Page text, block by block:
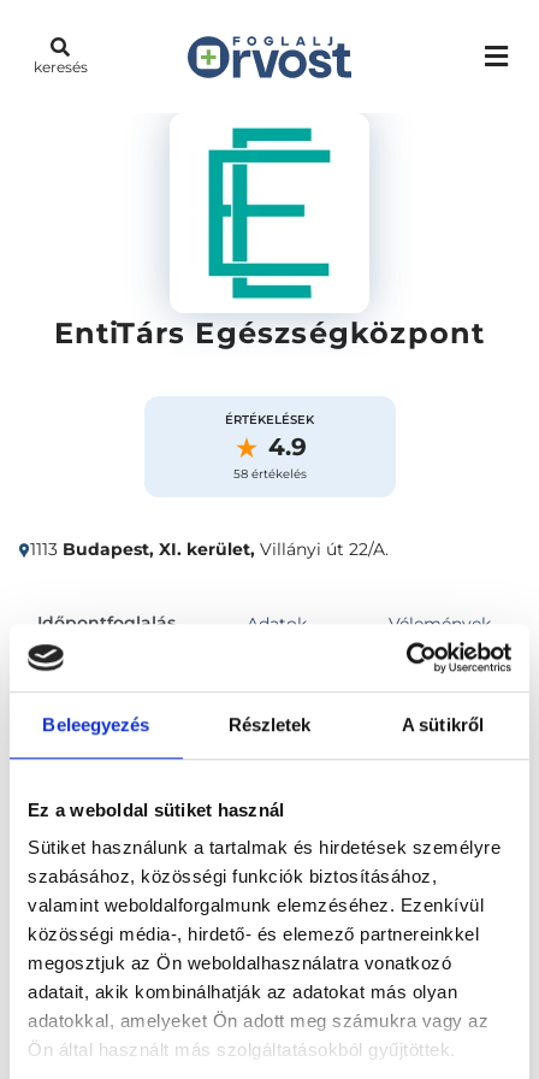
Beleegyezés Részletek A sütikről
Ez a weboldal sütiket használ
Sütiket használunk a tartalmak és hirdetések személyre
szabásához, közösségi funkciók biztosításához,
valamint weboldalforgalmunk elemzéséhez. Ezenkívül
közösségi média-, hirdető- és elemező partnereinkkel
megosztjuk az Ön weboldalhasználatra vonatkozó
adatait, akik kombinálhatják az adatokat más olyan
adatokkal, amelyeket Ön adott meg számukra vagy az
Ön által használt más szolgáltatásokból gyűjtöttek.
keresés
EntiTárs Egészségközpont
ÉRTÉKELÉSEK
4.9
58 értékelés
1113 Budapest, XI. kerület, Villányi út 22/A.
Időpontfoglalás Adatok Vélemények
Főoldal Klinikák
Fizioterapeuta, Budapest, XI. kerület